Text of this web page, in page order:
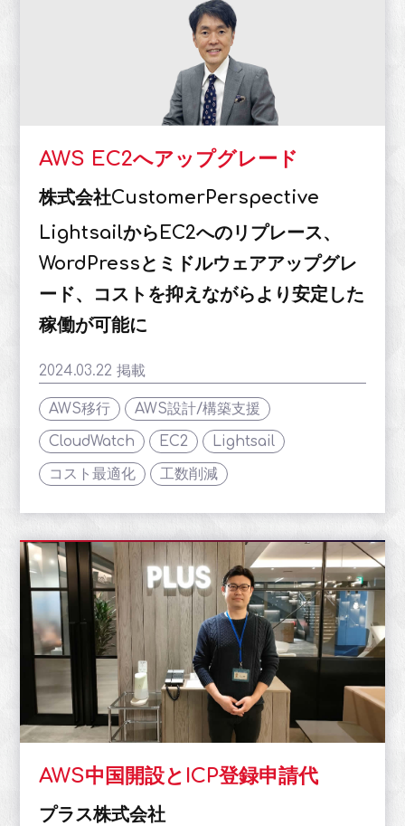
AWS EC2へアップグレード
株式会社CustomerPerspective
LightsailからEC2へのリプレース、
WordPressとミドルウェアアップグレ
ード、コストを抑えながらより安定した
稼働が可能に
2024.03.22 掲載
AWS移行
AWS設計/構築支援
CloudWatch
EC2
Lightsail
コスト最適化
工数削減
AWS中国開設とICP登録申請代
プラス株式会社